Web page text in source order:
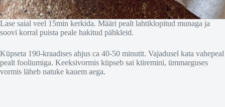
Lase saial veel 15min kerkida. Määri pealt lahtiklopitud munaga ja
soovi korral puista peale hakitud pähkleid.
Küpseta 190-kraadises ahjus ca 40-50 minutit. Vajadusel kata vahepeal
pealt fooliumiga. Keeksivormis küpseb sai kiiremini, ümmarguses
vormis läheb natuke kauem aega.